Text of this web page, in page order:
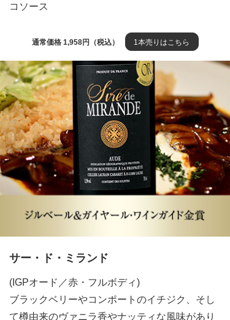
コソース
通常価格 1,958円（税込） 1本売りはこちら
サー・ド・ミランド
(IGPオード／赤・フルボディ)
ブラックベリーやコンポートのイチジク、そし
て樽由来のヴァニラ香やナッティな風味があり